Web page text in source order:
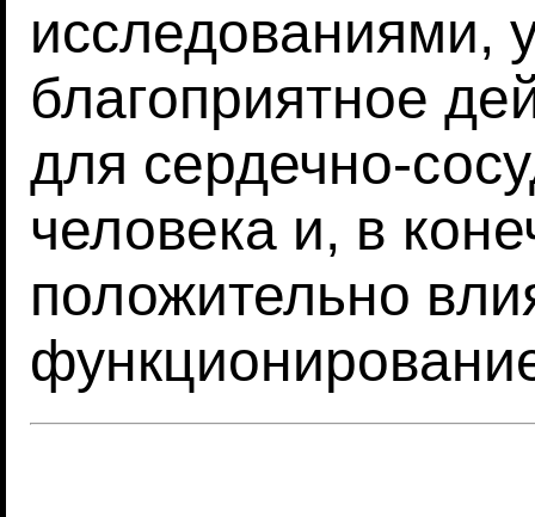
исследованиями,
благоприятное
для сердечно-
человека и, в
положительно